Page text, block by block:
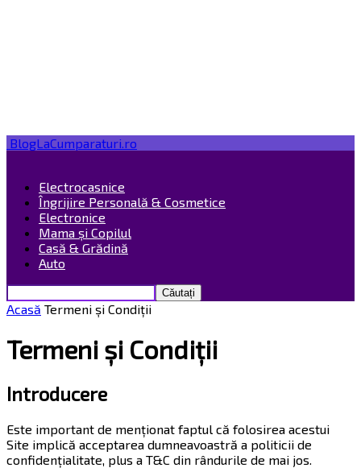
BlogLaCumparaturi.ro
Electrocasnice
Îngrijire Personală & Cosmetice
Electronice
Mama și Copilul
Casă & Grădină
Auto
Acasă Termeni și Condiții
Termeni și Condiții
Introducere
Este important de menționat faptul că folosirea acestui
Site implică acceptarea dumneavoastră a politicii de
confidențialitate, plus a T&C din rândurile de mai jos.